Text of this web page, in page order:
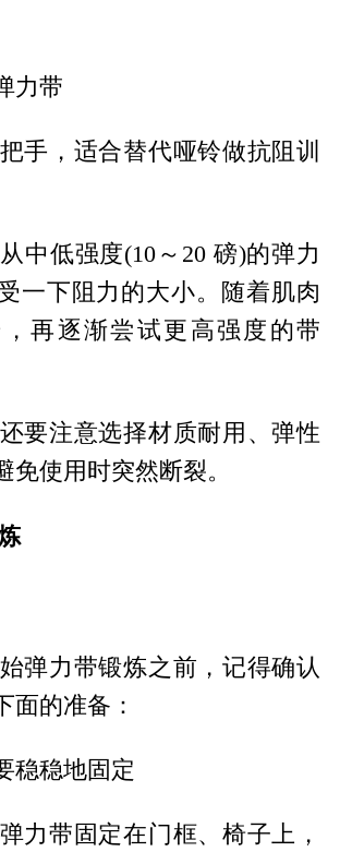
力带
手，适合替代哑铃做抗阻训
中低强度(10～20 磅)的弹力
一下阻力的大小。随着肌肉
再逐渐尝试更高强度的带
要注意选择材质耐用、弹性
免使用时突然断裂。
弹力带锻炼之前，记得确认
面的准备：
稳稳地固定
力带固定在门框、椅子上，